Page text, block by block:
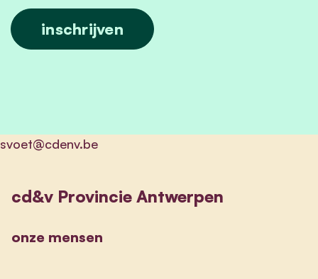
svoet@cdenv.be
cd&v Provincie Antwerpen
onze mensen